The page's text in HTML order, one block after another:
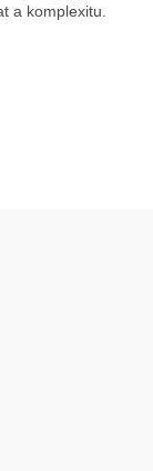
a komplexitu.